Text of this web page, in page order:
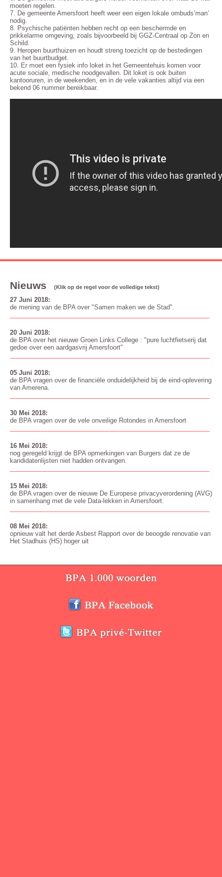
moeten regelen.
7. De gemeente Amersfoort heeft weer een eigen lokale ombuds’man’
nodig.
8. Psychische patiënten hebben recht op een beschermde en
prikkelarme omgeving, zoals bijvoorbeeld bij GGZ-Centraal op Zon en
Schild.
9. Heropen buurthuizen en houdt streng toezicht op de bestedingen
van het buurtbudget.
10. Er moet een fysiek info loket in het Gemeentehuis komen voor
acute sociale, medische noodgevallen. Dit loket is ook buiten
kantooruren, in de weekenden, en in de vele vakanties altijd via een
bekend 06 nummer bereikbaar.
Nieuws (Klik op de regel voor de volledige tekst)
27 Juni 2018:
de mening van de BPA over "Samen maken we de Stad".
20 Juni 2018:
de BPA over het nieuwe Groen Links College : "pure luchtfietserij dat
gedoe over een aardgasvrij Amersfoort"
05 Juni 2018:
de BPA vragen over de financiële onduidelijkheid bij de eind-oplevering
van Amerena.
30 Mei 2018:
de BPA vragen over de vele onveilige Rotondes in Amersfoort
16 Mei 2018:
nog geregeld krijgt de BPA opmerkingen van Burgers dat ze de
kandidatenlijsten niet hadden ontvangen.
15 Mei 2018:
de BPA vragen over de nieuwe De Europese privacyverordening (AVG)
in samenhang met de vele Data-lekken in Amersfoort.
08 Mei 2018:
opnieuw valt het derde Asbest Rapport over de beoogde renovatie van
Het Stadhuis (HS) hoger uit